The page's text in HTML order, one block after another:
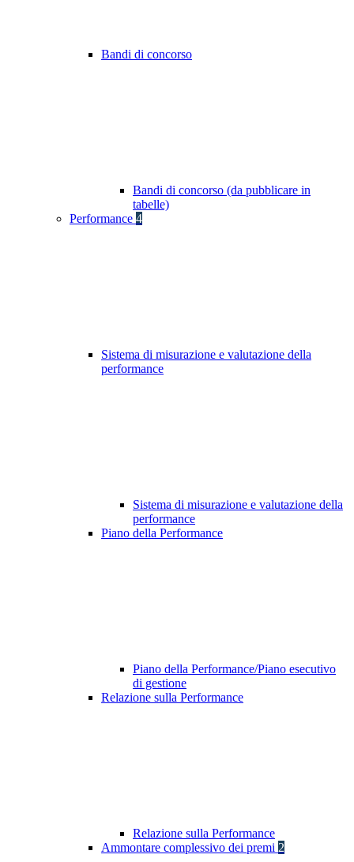
Bandi di concorso
Bandi di concorso (da pubblicare in
tabelle)
Performance 4
Sistema di misurazione e valutazione della
performance
Sistema di misurazione e valutazione della
performance
Piano della Performance
Piano della Performance/Piano esecutivo
di gestione
Relazione sulla Performance
Relazione sulla Performance
Ammontare complessivo dei premi 2